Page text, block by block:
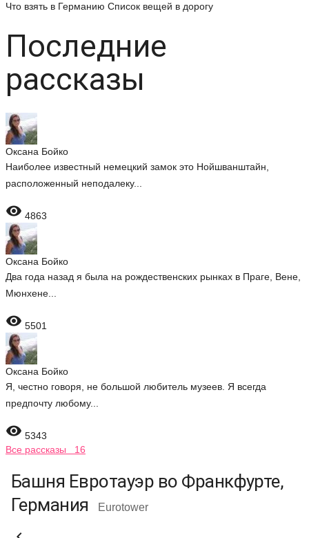
Что взять в Германию Список вещей в дорогу
Последние
рассказы
Оксана Бойко
Наиболее известный немецкий замок это Нойшванштайн,
расположенный неподалеку...
 4863
Оксана Бойко
Два года назад я была на рождественских рынках в Праге, Вене,
Мюнхене...
 5501
Оксана Бойко
Я, честно говоря, не большой любитель музеев. Я всегда
предпочту любому...
 5343
Все рассказы 16
Башня Евротауэр во Франкфурте,
Германия
Eurotower